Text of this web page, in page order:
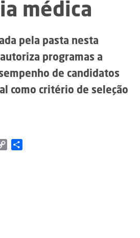
médica
pela pasta nesta
programas a
de candidatos
como critério de seleção
Copy